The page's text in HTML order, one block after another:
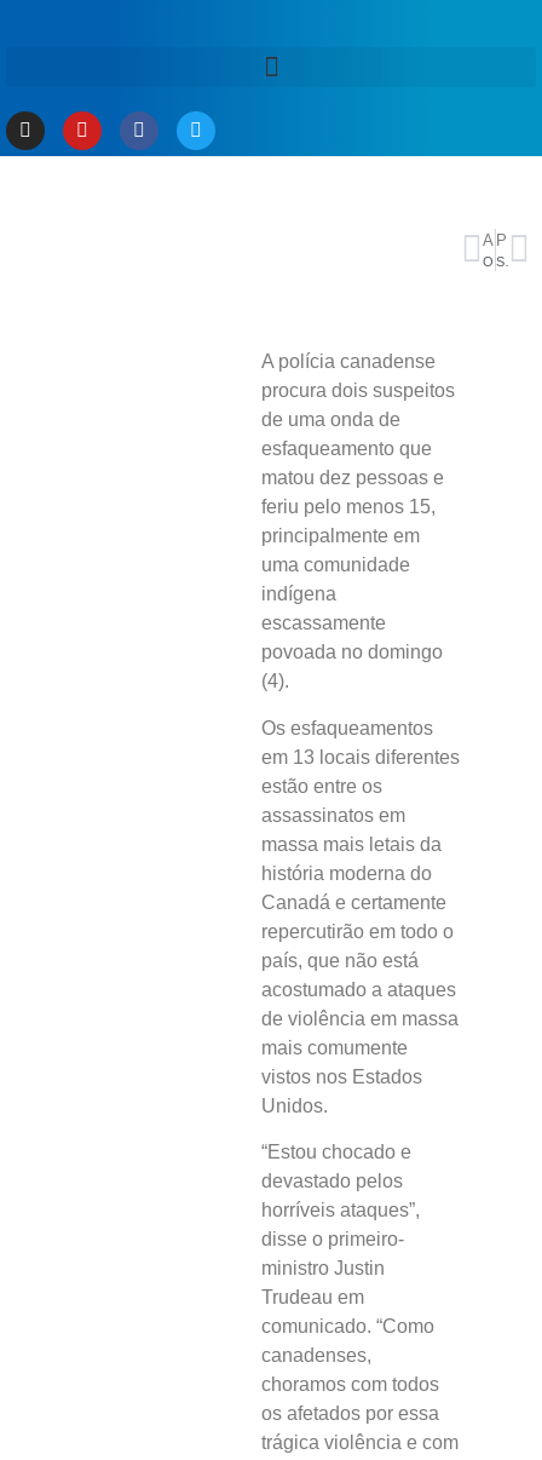
A polícia canadense
procura dois suspeitos
de uma onda de
esfaqueamento que
matou dez pessoas e
feriu pelo menos 15,
principalmente em
uma comunidade
indígena
escassamente
povoada no domingo
(4).
Os esfaqueamentos
em 13 locais diferentes
estão entre os
assassinatos em
massa mais letais da
história moderna do
Canadá e certamente
repercutirão em todo o
país, que não está
acostumado a ataques
de violência em massa
mais comumente
vistos nos Estados
Unidos.
“Estou chocado e
devastado pelos
horríveis ataques”,
disse o primeiro-
ministro Justin
Trudeau em
comunicado. “Como
canadenses,
choramos com todos
os afetados por essa
trágica violência e com
ANTERIOR
Operadoras começam a ativar sinal do 5G em Fortaleza, Natal e Recife
PRÓXIMO
Sancionada lei de apoio à renovação da frota de caminhões e ônibus